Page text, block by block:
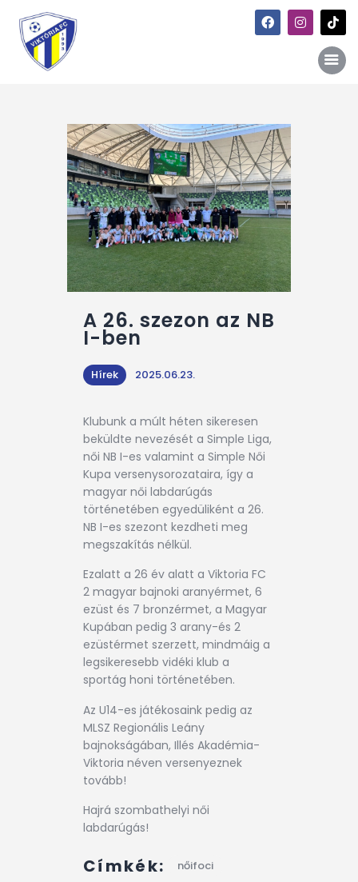
Főoldal
Hírek
Galéria
Történet
Kapcsolat
Szponzori kiajánlás
A 26. szezon az NB
I-ben
Hírek 2025.06.23.
Klubunk a múlt héten sikeresen
beküldte nevezését a Simple Liga,
női NB I-es valamint a Simple Női
Kupa versenysorozataira, így a
magyar női labdarúgás
történetében egyedüliként a 26.
NB I-es szezont kezdheti meg
megszakítás nélkül.
Ezalatt a 26 év alatt a Viktoria FC
2 magyar bajnoki aranyérmet, 6
ezüst és 7 bronzérmet, a Magyar
Kupában pedig 3 arany-és 2
ezüstérmet szerzett, mindmáig a
legsikeresebb vidéki klub a
sportág honi történetében.
Az U14-es játékosaink pedig az
MLSZ Regionális Leány
bajnokságában, Illés Akadémia-
Viktoria néven versenyeznek
tovább!
Hajrá szombathelyi női
labdarúgás!
Címkék:
nőifoci